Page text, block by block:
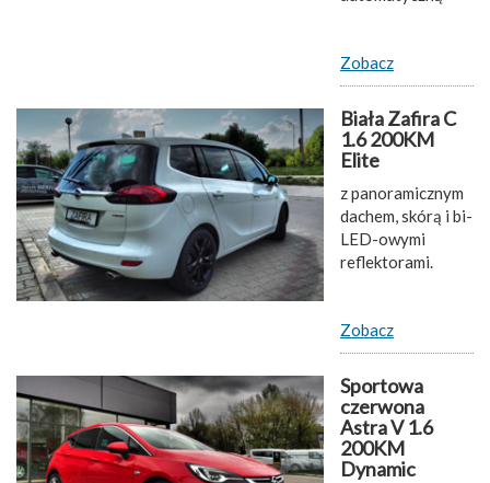
Zobacz
Biała Zafira C
1.6 200KM
Elite
z panoramicznym
dachem, skórą i bi-
LED-owymi
reflektorami.
Zobacz
Sportowa
czerwona
Astra V 1.6
200KM
Dynamic